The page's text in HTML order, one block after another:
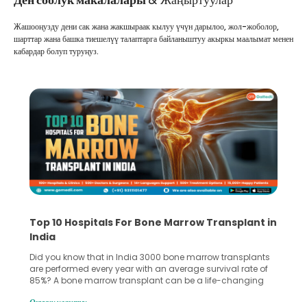
Жашооңузду дени сак жана жакшыраак кылуу үчүн дарылоо, жол-жоболор,
шарттар жана башка тиешелүү талаптарга байланыштуу акыркы маалымат менен
кабардар болуп туруңуз.
Top 10 Hospitals For Bone Marrow Transplant in
India
Did you know that in India 3000 bone marrow transplants
are performed every year with an average survival rate of
85%? A bone marrow transplant can be a life-changing